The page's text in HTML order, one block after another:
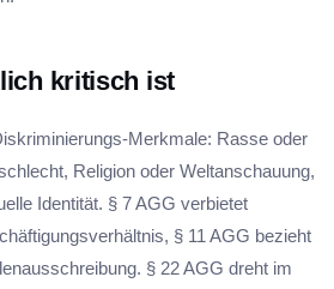
kritisch ist
Merkmale: Rasse oder
Religion oder Weltanschauung,
Identität. § 7 AGG verbietet
§ 11 AGG bezieht
§ 22 AGG dreht im